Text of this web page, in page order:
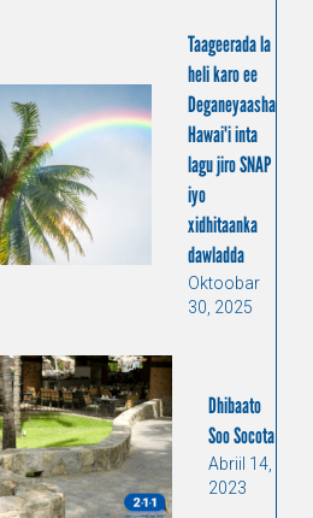
Taageerada la
heli karo ee
Deganeyaasha
Hawai'i inta
lagu jiro SNAP
iyo
xidhitaanka
dawladda
Oktoobar
30, 2025
Dhibaato
Soo Socota
Abriil 14,
2023